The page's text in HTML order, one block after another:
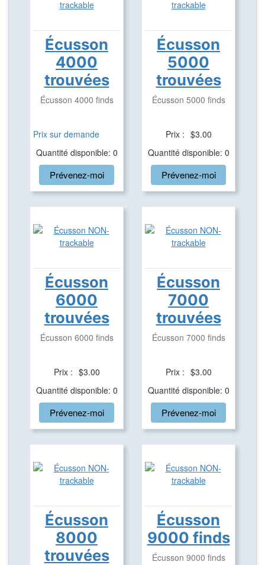
Écusson
4000
trouvées
Écusson 4000 finds
Prix sur demande
Quantité disponible: 0
Prévenez-moi
Écusson
5000
trouvées
Écusson 5000 finds
Prix : $3.00
Quantité disponible: 0
Prévenez-moi
Écusson
6000
trouvées
Écusson 6000 finds
Prix : $3.00
Quantité disponible: 0
Prévenez-moi
Écusson
7000
trouvées
Écusson 7000 finds
Prix : $3.00
Quantité disponible: 0
Prévenez-moi
Écusson
8000
trouvées
Écusson
9000 finds
Écusson 9000 finds